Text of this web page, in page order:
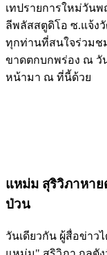
เทปรายการใหม่วันพ
ลีพลัสสตูดิโอ ซ.แจ้ง
ทุกท่านที่สนใจร่วมช
ขาดตกบกพร่อง ณ วั
หน้ามา ณ ที่นี้ด้วย
แหม่ม สุริวิภาหา
ป่วน
วันเดียวกัน ผู้สื่อข่าว